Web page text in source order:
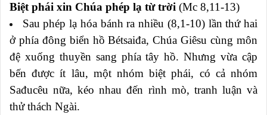
Biệt phái xin Chúa phép lạ từ trời (Mc 8,11-13)
Sau phép lạ hóa bánh ra nhiều (8,1-10) lần thứ hai
ở phía đông biển hồ Bétsaiđa, Chúa Giêsu cùng môn
đệ xuống thuyền sang phía tây hồ. Nhưng vừa cập
bến được ít lâu, một nhóm biệt phái, có cả nhóm
Sađucêu nữa, kéo nhau đến rình mò, tranh luận và
thử thách Ngài.